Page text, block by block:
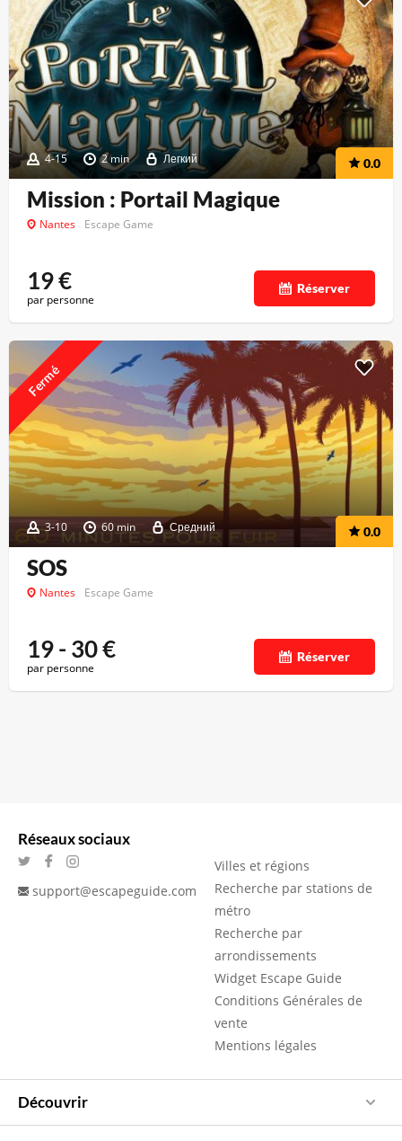
4-15 2 min Легкий 0.0
Mission : Portail Magique
Nantes Escape Game
19€
par personne
Réserver
3-10 60 min Средний 0.0
Fermé
SOS
Nantes Escape Game
19 - 30€
par personne
Réserver
Réseaux sociaux
support@escapeguide.com
Villes et régions
Recherche par stations de
métro
Recherche par
arrondissements
Widget Escape Guide
Conditions Générales de
vente
Mentions légales
Découvrir